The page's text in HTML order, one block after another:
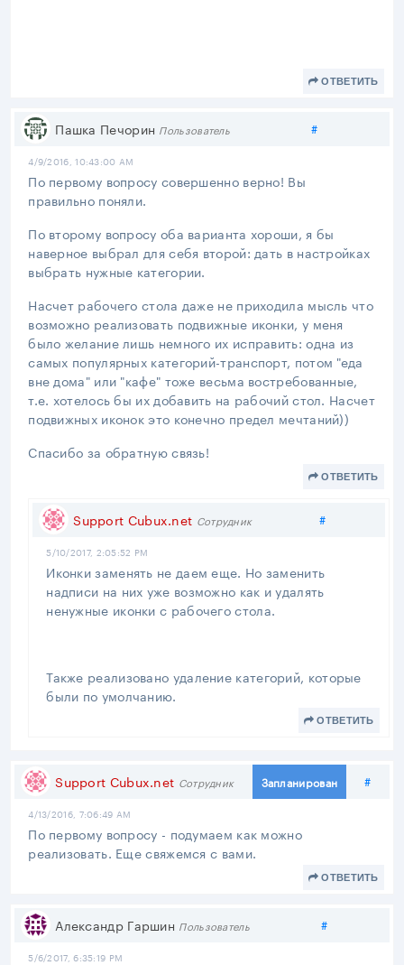
ОТВЕТИТЬ
Пашка Печорин Пользователь #Поделиться
4/9/2016, 10:43:00 AM
По первому вопросу совершенно верно! Вы
правильно поняли.
По второму вопросу оба варианта хороши, я бы
наверное выбрал для себя второй: дать в настройках
выбрать нужные категории.
Насчет рабочего стола даже не приходила мысль что
возможно реализовать подвижные иконки, у меня
было желание лишь немного их исправить: одна из
самых популярных категорий-транспорт, потом "еда
вне дома" или "кафе" тоже весьма востребованные,
т.е. хотелось бы их добавить на рабочий стол. Насчет
подвижных иконок это конечно предел мечтаний))
Спасибо за обратную связь!
ОТВЕТИТЬ
Support Cubux.net Сотрудник #Поделиться
5/10/2017, 2:05:52 PM
Иконки заменять не даем еще. Но заменить
надписи на них уже возможно как и удалять
ненужные иконки с рабочего стола.
Также реализовано удаление категорий, которые
были по умолчанию.
ОТВЕТИТЬ
Support Cubux.net Сотрудник Запланирован #
4/13/2016, 7:06:49 AM
По первому вопросу - подумаем как можно
реализовать. Еще свяжемся с вами.
ОТВЕТИТЬ
Александр Гаршин Пользователь #Поделиться
5/6/2017, 6:35:19 PM